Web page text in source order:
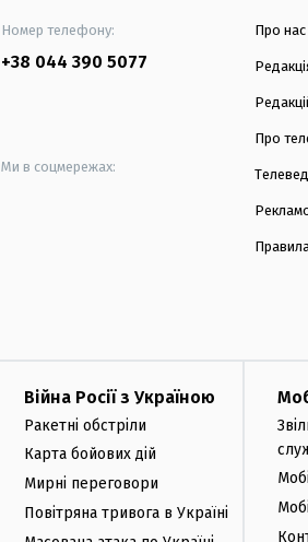
Номер телефону:
+38 044 390 5077
Ми в соцмережах:
Про нас
Про
Війна Росії з Україною
Ракетні обстріли
Карта бойових дій
Мирні переговори
Повітряна тривога в Україні